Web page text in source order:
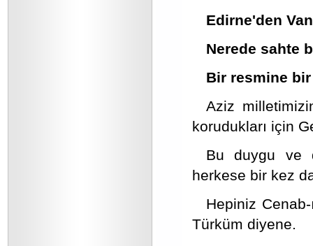
Edirne'den
Nerede sahte
Bir resmine bir
Aziz
korudukları için
Bu duygu ve
herkese bir kez
Hepiniz
Türküm diyene.